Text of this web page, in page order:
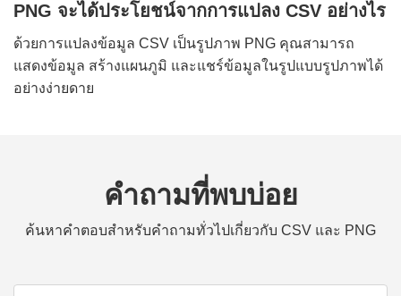
PNG จะได้ประโยชน์จากการแปลง CSV อย่างไร
ด้วยการแปลงข้อมูล CSV เป็นรูปภาพ PNG คุณสามารถ
แสดงข้อมูล สร้างแผนภูมิ และแชร์ข้อมูลในรูปแบบรูปภาพได้
อย่างง่ายดาย
คำถามที่พบบ่อย
ค้นหาคำตอบสำหรับคำถามทั่วไปเกี่ยวกับ CSV และ PNG